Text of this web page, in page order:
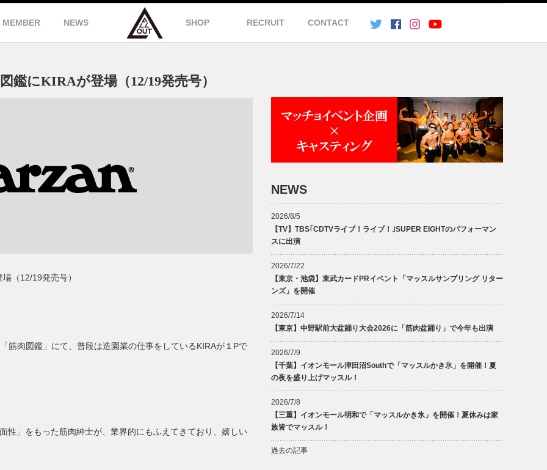
MEMBER NEWS SHOP RECRUIT CONTACT
鑑にKIRAが登場（12/19発売号）
（12/19発売号）
筋肉図鑑」にて、普段は造園業の仕事をしているKIRAが１Pで
性」をもった筋肉紳士が、業界的にもふえてきており、嬉しい
NEWS
2026/8/5
【TV】TBS｢CDTVライブ！ライブ！｣SUPER EIGHTのパフォーマン
スに出演
2026/7/22
【東京・池袋】東武カードPRイベント「マッスルサンプリング リター
ンズ」を開催
2026/7/14
【東京】中野駅前大盆踊り大会2026に「筋肉盆踊り」で今年も出演
2026/7/9
【千葉】イオンモール津田沼Southで「マッスルかき氷」を開催！夏
の夜を盛り上げマッスル！
2026/7/8
【三重】イオンモール明和で「マッスルかき氷」を開催！夏休みは家
族皆でマッスル！
過去の記事